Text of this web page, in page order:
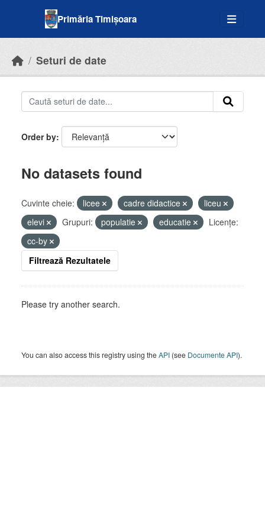
Primăria Timișoara
Seturi de date
Order by
No datasets found
Cuvinte cheie: licee cadre didactice
liceu
elevi
Grupuri: populatie educatie
Licenţe:
cc-by
Filtrează Rezultatele
Please try another search.
You can also access this registry using theAPI (see Documente API).